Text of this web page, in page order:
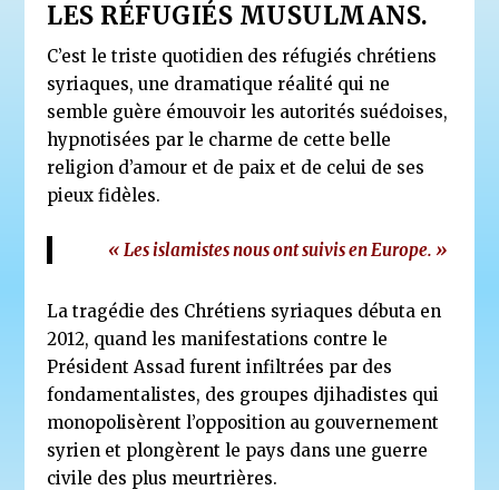
LES RÉFUGIÉS MUSULMANS.
C’est le triste quotidien des réfugiés chrétiens
syriaques, une dramatique réalité qui ne
semble guère émouvoir les autorités suédoises,
hypnotisées par le charme de cette belle
religion d’amour et de paix et de celui de ses
pieux fidèles.
« Les islamistes nous ont suivis en Europe. »
La tragédie des Chrétiens syriaques débuta en
2012, quand les manifestations contre le
Président Assad furent infiltrées par des
fondamentalistes, des groupes djihadistes qui
monopolisèrent l’opposition au gouvernement
syrien et plongèrent le pays dans une guerre
civile des plus meurtrières.